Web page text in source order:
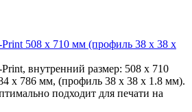
508 х 710 мм (профиль 38 х 38 х
внутренний размер: 508 х 710
х 786 мм, (профиль 38 х 38 х 1.8 мм).
подходит для печати на